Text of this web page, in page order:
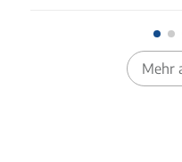
Mehr